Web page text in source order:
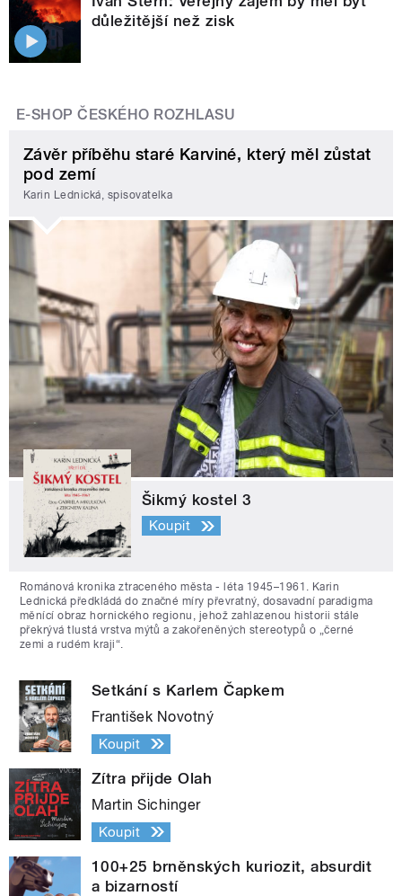
důležitější než zisk
E-SHOP ČESKÉHO ROZHLASU
Závěr příběhu staré Karviné, který měl zůstat
pod zemí
Karin Lednická, spisovatelka
Šikmý kostel 3
Koupit
Románová kronika ztraceného města - léta 1945–1961. Karin
Lednická předkládá do značné míry převratný, dosavadní paradigma
měnící obraz hornického regionu, jehož zahlazenou historii stále
překrývá tlustá vrstva mýtů a zakořeněných stereotypů o „černé
zemi a rudém kraji“.
Setkání s Karlem Čapkem
František Novotný
Koupit
Zítra přijde Olah
Martin Sichinger
Koupit
100+25 brněnských kuriozit, absurdit
a bizarností